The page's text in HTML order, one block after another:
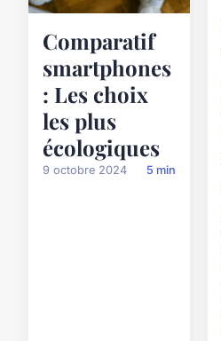
Comparatif
smartphones
: Les choix
les plus
écologiques
9 octobre 2024 5 min